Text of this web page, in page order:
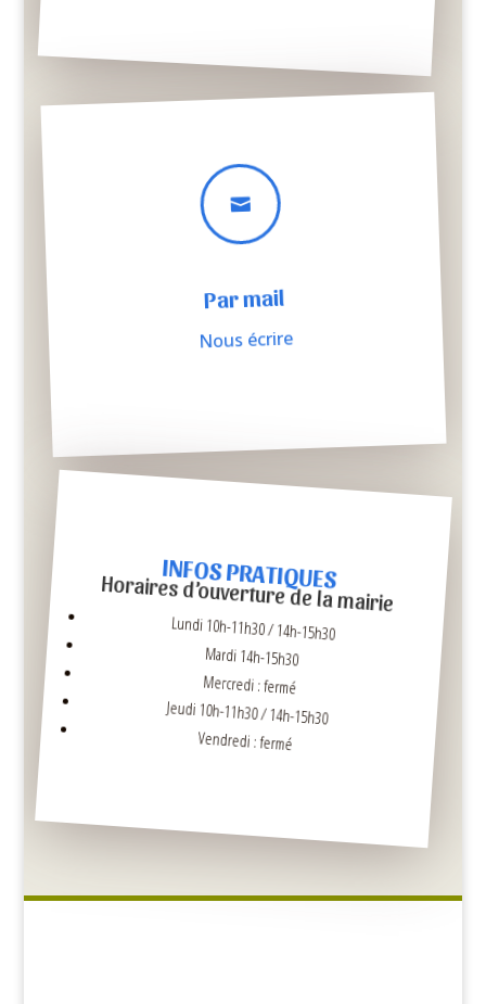

Par mail
Nous écrire
INFOS PRATIQUES
Horaires d’ouverture de la mairie
Lundi 10h-11h30 / 14h-15h30
Mardi 14h-15h30
Mercredi : fermé
Jeudi 10h-11h30 / 14h-15h30
Vendredi : fermé